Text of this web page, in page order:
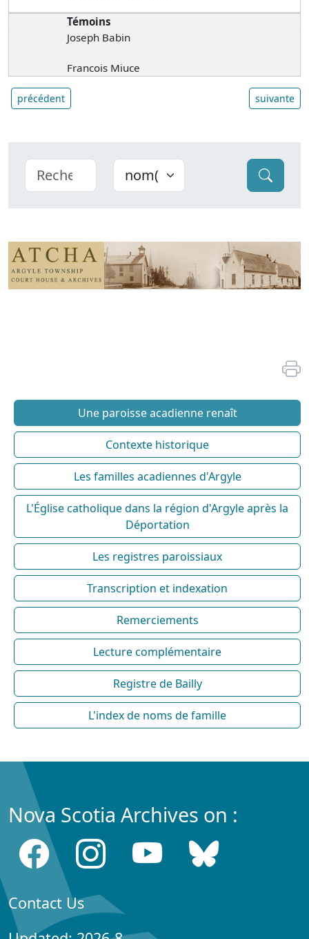
Témoins
Joseph Babin
Francois Miuce
précédent suivante
Une paroisse acadienne renaît
Contexte historique
Les familles acadiennes d'Argyle
L'Église catholique dans la région d'Argyle après la
Déportation
Les registres paroissiaux
Transcription et indexation
Remerciements
Lecture complémentaire
Registre de Bailly
L'index de noms de famille
Nova Scotia Archives on :
Contact Us